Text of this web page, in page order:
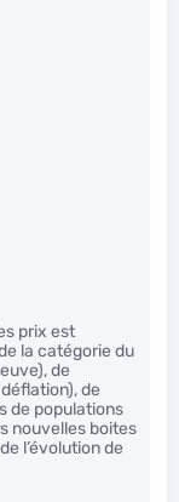
prix est
la catégorie du
de
de
de populations
nouvelles boites
l’évolution de